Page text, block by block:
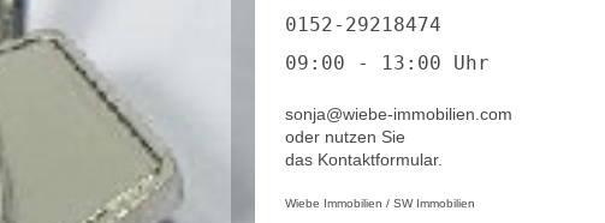
0152-29218474
09:00 - 13:00 Uhr
sonja@wiebe-immobilien.com
oder nutzen Sie
das Kontaktformular.
Wiebe Immobilien / SW Immobilien